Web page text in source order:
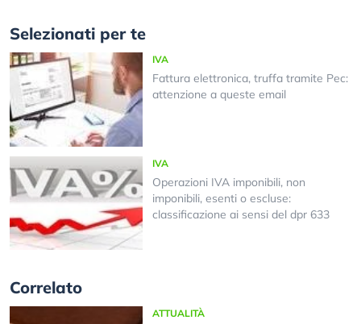
Selezionati per te
IVA
Fattura elettronica, truffa tramite Pec:
attenzione a queste email
IVA
Operazioni IVA imponibili, non
imponibili, esenti o escluse:
classificazione ai sensi del dpr 633
Correlato
ATTUALITÀ